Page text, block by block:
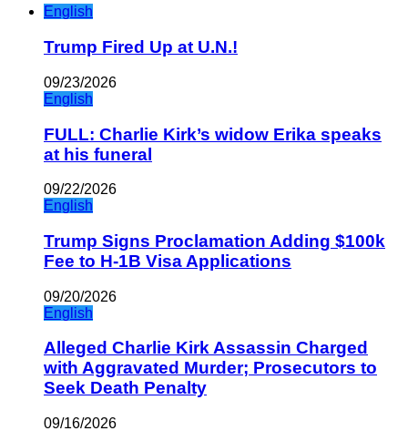
English
Trump Fired Up at U.N.!
09/23/2026
English
FULL: Charlie Kirk’s widow Erika speaks
at his funeral
09/22/2026
English
Trump Signs Proclamation Adding $100k
Fee to H-1B Visa Applications
09/20/2026
English
Alleged Charlie Kirk Assassin Charged
with Aggravated Murder; Prosecutors to
Seek Death Penalty
09/16/2026